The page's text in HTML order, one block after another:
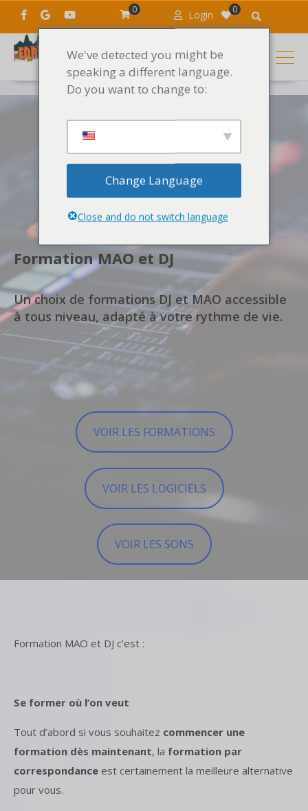
Login 0
0
Formation MAO et DJ
Un choix de formations DJ et MAO accessible
à tous niveau, adapté à votre rythme de vie.
VOIR LES FORMATIONS
VOIR LES LOGICIELS
VOIR LES SONS
Formation MAO et DJ c’est :
Se former où l’on veut
Tout d’abord si vous souhaitez commencer une
formation dès maintenant, la formation par
correspondance est certainement la meilleure alternative
pour vous.
We've detected you might be
speaking a different language.
Do you want to change to:
Change Language
Close and do not switch language